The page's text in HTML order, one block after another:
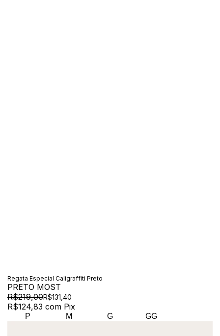
Regata Especial Caligraffiti Preto
PRETO MOST
R$219,00R$131,40
R$124,83 com Pix
P M G GG